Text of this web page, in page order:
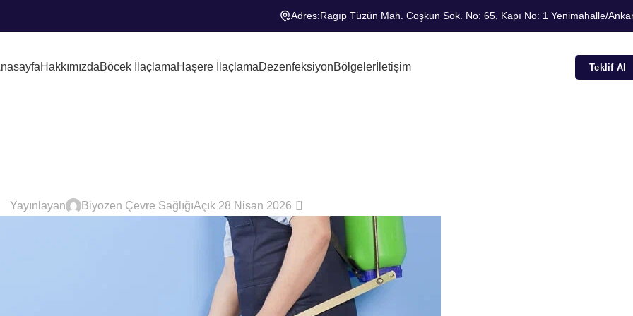
Adres:Ragıp Tüzün Mah. Coşkun Sok. No: 65, Kapı No: 1 Yenimahalle/
HakkımızdaBöcek İlaçlamaHaşere İlaçlamaDezenfeksiyonBölgelerİletişim Teklif Al
Yayınlayan Biyozen Çevre SağlığıAçık 28 Nisan 2026 0